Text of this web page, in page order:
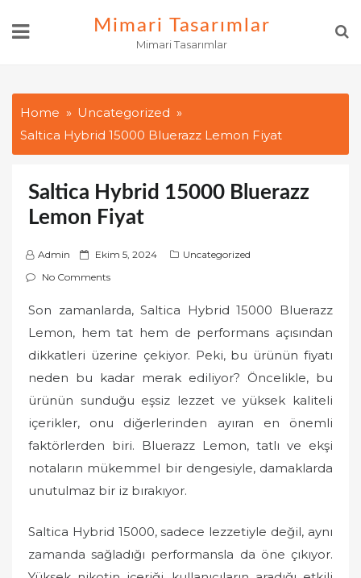
Mimari Tasarımlar
Mimari Tasarımlar
Home
Uncategorized
Saltica Hybrid 15000 Bluerazz Lemon Fiyat
Saltica Hybrid 15000 Bluerazz
Lemon Fiyat
Admin
P
o
t
e
d
Ekim 5, 2024
Uncategorized
No Comments
Son zamanlarda, Saltica Hybrid 15000 Bluerazz
Lemon, hem tat hem de performans açısından
dikkatleri üzerine çekiyor. Peki, bu ürünün fiyatı
neden bu kadar merak ediliyor? Öncelikle, bu
ürünün sunduğu eşsiz lezzet ve yüksek kaliteli
içerikler, onu diğerlerinden ayıran en önemli
faktörlerden biri. Bluerazz Lemon, tatlı ve ekşi
notaların mükemmel bir dengesiyle, damaklarda
unutulmaz bir iz bırakıyor.
Saltica Hybrid 15000, sadece lezzetiyle değil, aynı
zamanda sağladığı performansla da öne çıkıyor.